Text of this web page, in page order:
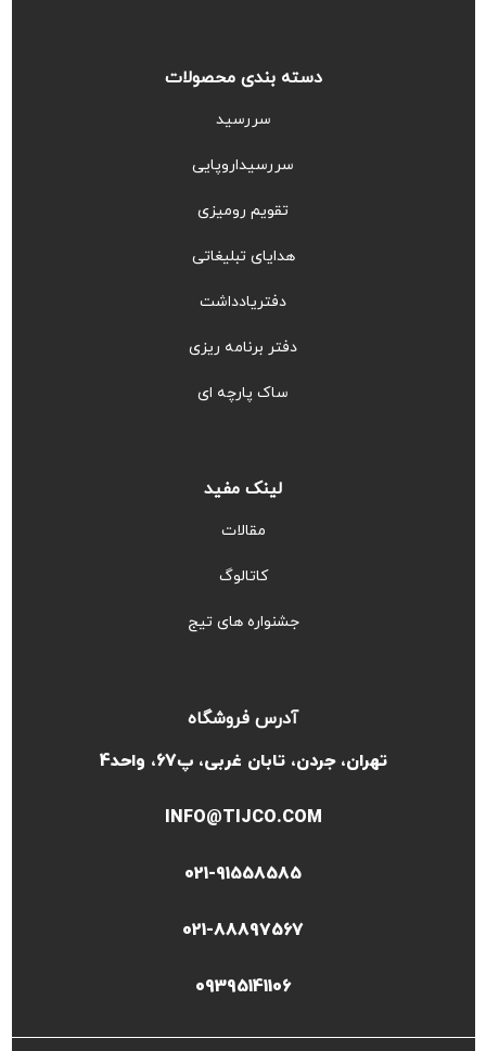
دسته بندی محصولات
سررسید
سررسیداروپایی
تقویم رومیزی
هدایای تبلیغاتی
دفتریادداشت
دفتر برنامه ریزی
ساک پارچه ای
لینک مفید
مقالات
کاتالوگ
جشنواره های تیج
آدرس فروشگاه
تهران، جردن، تابان غربی، پ67، واحد4
INFO@TIJCO.COM
021-91558585
021-88897567
09395141106